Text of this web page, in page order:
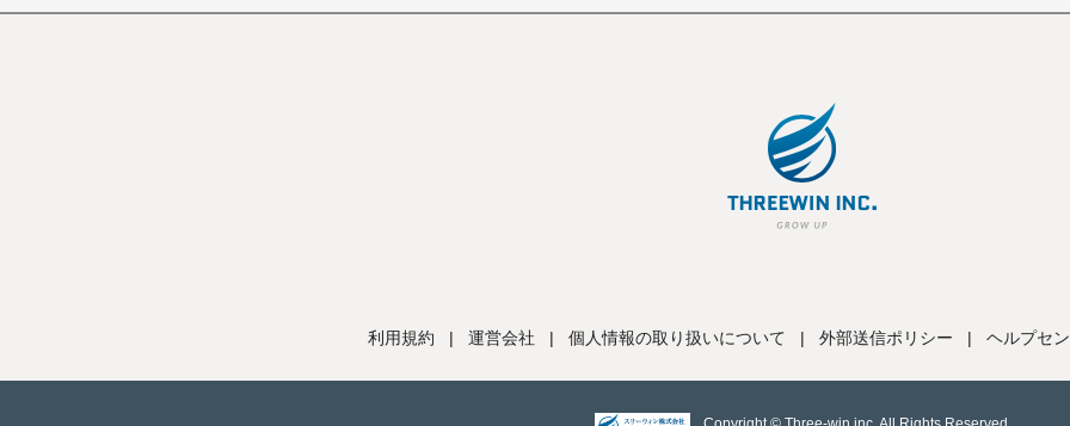
利用規約 | 運営会社 | 個人情報の取り扱いについて | 外部送信ポリシー | ヘルプセ